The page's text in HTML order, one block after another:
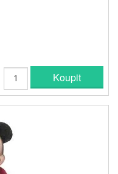
Koupit